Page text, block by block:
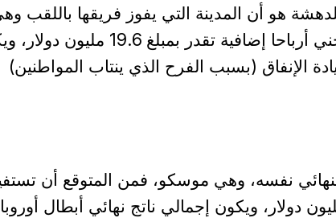
هو أن المدينة التي يفوز فريقها باللقب
مانشستر في هذه الحالة تجني أرباحا إضافية تقدر بمبلغ 19.6
الإنفاق (بسبب الفرح الذي ينتاب المواطنين)
نفسه، وهي موسكو، فمن المتوقع أن
اقتصادية بقيمة 69 مليون دولار، ويكون إجمالي ناتج نهائي أبطال